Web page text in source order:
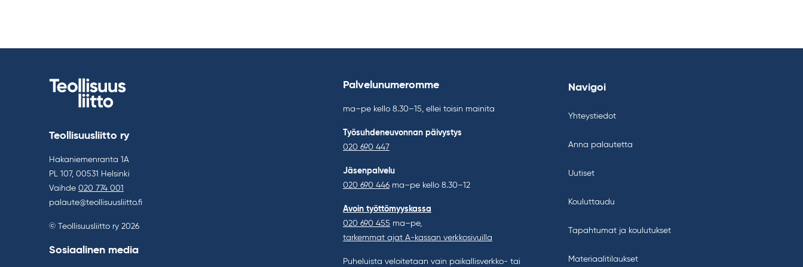
Teollisuusliitto ry
Hakaniemenranta 1A
PL 107, 00531 Helsinki
Vaihde 020 774 001
palaute@teollisuusliitto.fi
© Teollisuusliitto ry 2026
Sosiaalinen media
Palvelunumeromme
ma–pe kello 8.30–15, ellei toisin mainita
Työsuhdeneuvonnan päivystys
020 690 447
Jäsenpalvelu
020 690 446 ma–pe kello 8.30–12
Avoin työttömyyskassa
020 690 455 ma–pe,
tarkemmat ajat A-kassan verkkosivuilla
Puheluista veloitetaan vain paikallisverkko- tai
Navigoi
Yhteystiedot
Anna palautetta
Uutiset
Kouluttaudu
Tapahtumat ja koulutukset
Materiaalitilaukset